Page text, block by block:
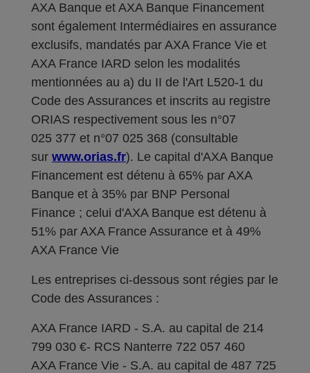
AXA Banque et AXA Banque Financement
sont également Intermédiaires en assurance
exclusifs, mandatés par AXA France Vie et
AXA France IARD selon les modalités
mentionnées au a) du II de l'Art L520-1 du
Code des Assurances et inscrits au registre
ORIAS respectivement sous les n°07
025 377 et n°07 025 368 (consultable
sur www.orias.fr). Le capital d'AXA Banque
Financement est détenu à 65% par AXA
Banque et à 35% par BNP Personal
Finance ; celui d'AXA Banque est détenu à
51% par AXA France Assurance et à 49%
AXA France Vie
Les entreprises ci-dessous sont régies par le
Code des Assurances :
AXA France IARD - S.A. au capital de 214
799 030 €- RCS Nanterre 722 057 460
AXA France Vie - S.A. au capital de 487 725